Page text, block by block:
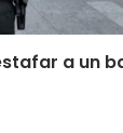
a un